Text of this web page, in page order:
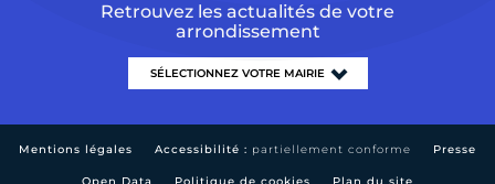
Retrouvez les actualités de votre
arrondissement
Mentions légales Accessibilité : partiellement conforme Presse